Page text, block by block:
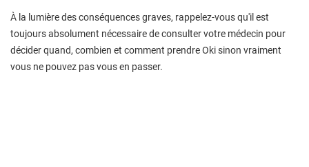
À la lumière des conséquences graves, rappelez-vous qu'il est
toujours absolument nécessaire de consulter votre médecin pour
décider quand, combien et comment prendre Oki sinon vraiment
vous ne pouvez pas vous en passer.